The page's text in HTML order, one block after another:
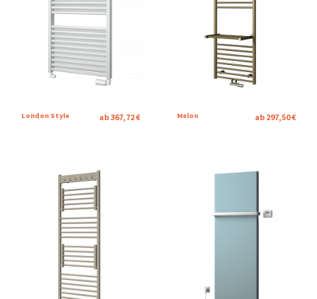
London Style ab 367,72 € Melon ab 297,50 €